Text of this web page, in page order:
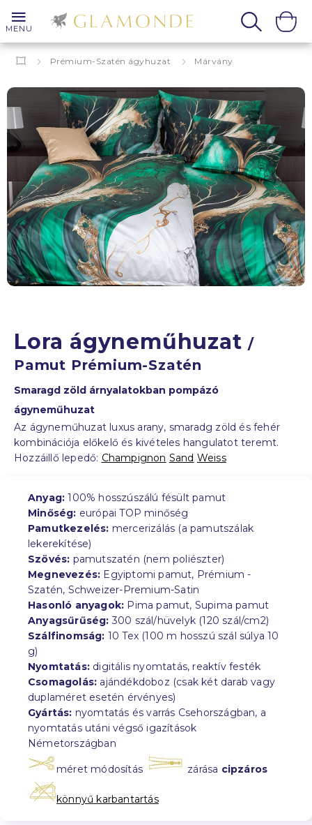
MENU
Prémium-Szatén ágyhuzat Márvány
ágyneműhuzat Lora
Lora ágyneműhuzat/
Pamut Prémium-Szatén
Smaragd zöld árnyalatokban pompázó
ágyneműhuzat
Az ágyneműhuzat luxus arany, smaradg zöld és fehér
kombinációja előkelő és kivételes hangulatot teremt.
Hozzáillő lepedő: Champignon Sand Weiss
Anyag: 100% hosszúszálú fésült pamut
Minőség: európai TOP minőség
Pamutkezelés: mercerizálás (a pamutszálak
lekerekítése)
Szövés: pamutszatén (nem poliészter)
Megnevezés: Egyiptomi pamut, Prémium -
Szatén, Schweizer-Premium-Satin
Hasonló anyagok: Pima pamut, Supima pamut
Anyagsűrűség: 300 szál/hüvelyk (120 szál/cm2)
Szálfinomság: 10 Tex (100 m hosszú szál súlya 10
g)
Nyomtatás: digitális nyomtatás, reaktív festék
Csomagolás: ajándékdoboz (csak két darab vagy
duplaméret esetén érvényes)
Gyártás: nyomtatás és varrás Csehországban, a
nyomtatás utáni végső igazítások
Németországban
méret módosítás zárása cipzáros
könnyű karbantartás